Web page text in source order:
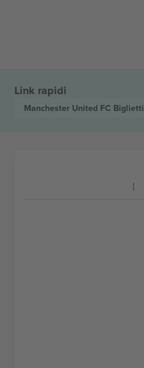
Link rapidi
Manchester United FC Biglietti